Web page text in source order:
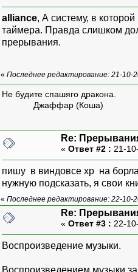
}
do
alliance, А систему, в
таймера. Правда слишком
прерывания.
« Последнее редактирование: 21-10-
Не будите спашяго дракона.
Джаффар (Коша)
Re:
« Ответ #2 : 21-
пишу в виндовсе хр на
нужную подсказать, я свои
« Последнее редактирование: 22-10-
Re:
« Ответ #3 : 22-
Воспроизведение музыки.
Воспроизведением музыки